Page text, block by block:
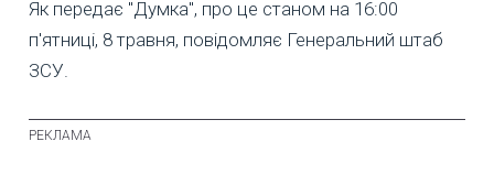
Як передає "Думка", про це станом на 16:00
п'ятниці, 8 травня, повідомляє Генеральний штаб
ЗСУ.